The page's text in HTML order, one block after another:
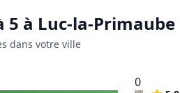
5 à Luc-la-Primaube
dans votre ville
0